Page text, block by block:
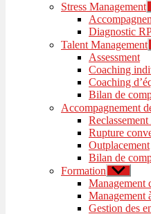
Stress Management
Diagnostic
Talent Management
Assessment
Coaching
Coaching
Bilan de
Accompagnement
Reclassement
Rupture
Outplacement
Bilan de
Formation Afficher
le
sous-
menu
Management
Management
Gestion des